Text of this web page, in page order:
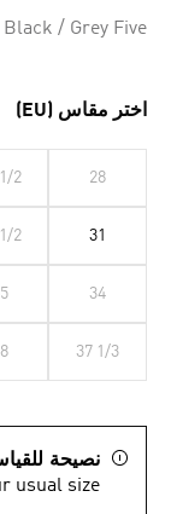
/ Grey Five
اختر مقاس (EU)
28
2
31
2
34
37 1/3
نصيحة
usual size.